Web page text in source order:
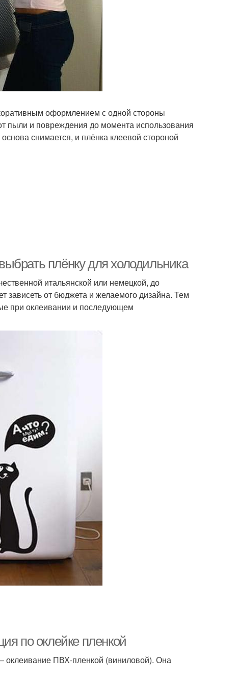
оформлением с одной стороны
пыли и повреждения до момента использования
снимается, и плёнка клеевой стороной
плёнку для холодильника
итальянской или немецкой, до
зависеть от бюджета и желаемого дизайна. Тем
при оклеивании и последующем
по оклейке пленкой
оклеивание ПВХ-пленкой (виниловой). Она